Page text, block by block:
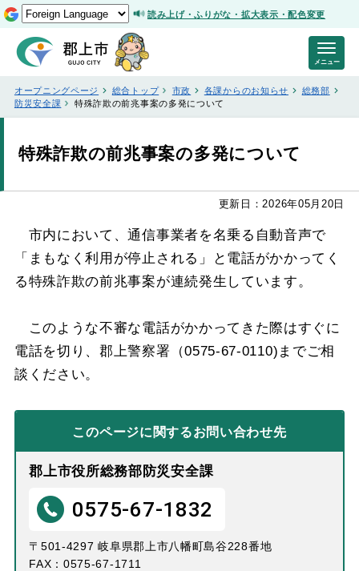
読み上げ・ふりがな・拡大表示・配色変更
オープニングページ 総合トップ 市政 各課からのお知らせ
総務部
防災安全課
特殊詐欺の前兆事案の多発について
特殊詐欺の前兆事案の多発について
更新日：2026年05月20日
市内において、通信事業者を名乗る自動音声で
「まもなく利用が停止される」と電話がかかってく
る特殊詐欺の前兆事案が連続発生しています。
このような不審な電話がかかってきた際はすぐに
電話を切り、郡上警察署（0575-67-0110)までご相
談ください。
このページに関するお問い合わせ先
郡上市役所総務部防災安全課
0575-67-1832
〒501-4297 岐阜県郡上市八幡町島谷228番地
FAX：0575-67-1711
メニュー